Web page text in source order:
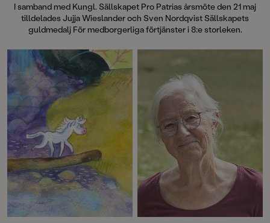
I samband med Kungl. Sällskapet Pro Patrias årsmöte den 21 maj
tilldelades Jujja Wieslander och Sven Nordqvist Sällskapets
guldmedalj För medborgerliga förtjänster i 8:e storleken.